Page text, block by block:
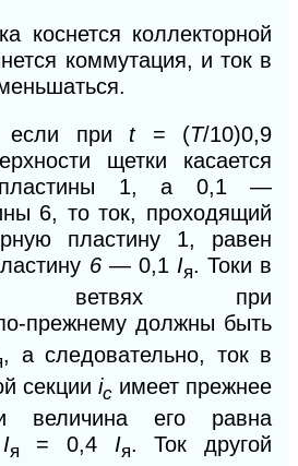
коснется коллекторной
коммутация, и ток в
если при t= (Т/10)0,9
щетки касается
пластины 1, а 0,1 —
6, то ток, проходящий
пластину 1, равен
6 — 0,1 Iя. Токи в
ветвях при
прежнему должны быть
, а следовательно, ток в
секции ic имеет прежнее
величина его равна
Iя = 0,4 Iя. Ток другой